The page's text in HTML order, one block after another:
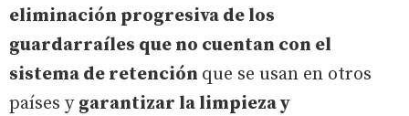
eliminación progresiva de los
guardarraíles que no cuentan con el
sistema de retención que se usan en otros
países y garantizar la limpieza y